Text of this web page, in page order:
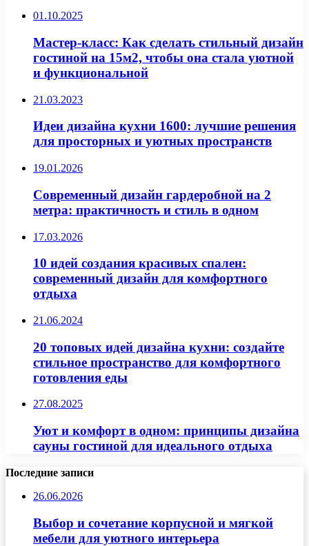
01.10.2025
Мастер-класс: Как сделать стильный дизайн
гостиной на 15м2, чтобы она стала уютной
и функциональной
21.03.2023
Идеи дизайна кухни 1600: лучшие решения
для просторных и уютных пространств
19.01.2026
Современный дизайн гардеробной на 2
метра: практичность и стиль в одном
17.03.2026
10 идей создания красивых спален:
современный дизайн для комфортного
отдыха
21.06.2024
20 топовых идей дизайна кухни: создайте
стильное пространство для комфортного
готовления еды
27.08.2025
Уют и комфорт в одном: принципы дизайна
сауны гостиной для идеального отдыха
Последние записи
26.06.2026
Выбор и сочетание корпусной и мягкой
мебели для уютного интерьера